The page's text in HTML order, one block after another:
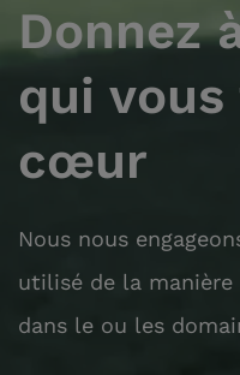
Donnez
qui
cœur
Nous nous
utilisé de la
dans le ou les